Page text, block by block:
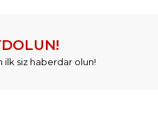
siz haberdar olun!